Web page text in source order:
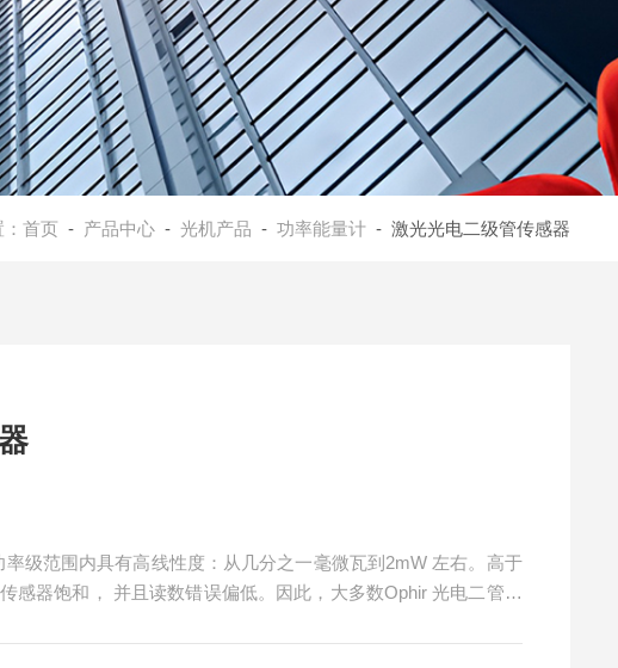
首页 - 产品中心- 光机产品 - 功率能量计- 激光光电二级管传感器
级范围内具有高线性度：从几分之一毫微瓦到2mW 左右。高于
感器饱和， 并且读数错误偏低。因此，大多数Ophir 光电二管传